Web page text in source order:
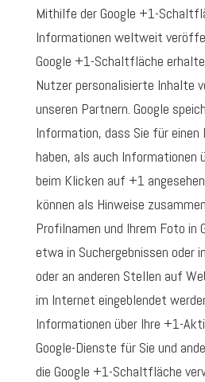
Mithilfe der Google +1-
Informationen weltweit
Google +1-Schaltfläche
Nutzer personalisierte Inhalte
unseren Partnern. Google
Information, dass Sie für einen
haben, als auch Informationen
beim Klicken auf +1
können als Hinweise
Profilnamen und Ihrem Foto in
etwa in Suchergebnissen oder
oder an anderen Stellen auf
im Internet eingeblendet
Informationen über Ihre +1-
Google-Dienste für Sie und
die Google +1-Schaltfläche